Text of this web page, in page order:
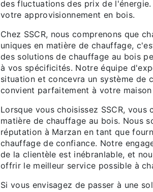
des fluctuations des prix de
votre approvisionnement en bois.
Chez SSCR, nous comprenons que
uniques en matière de chauffage,
des solutions de chauffage au bois
à vos spécificités. Notre équipe
situation et concevra un système de
convient parfaitement à votre maison
Lorsque vous choisissez SSCR, vous
matière de chauffage au bois. Nous
réputation à Marzan en tant que
chauffage de confiance. Notre
de la clientèle est inébranlable, et
offrir le meilleur service possible à
Si vous envisagez de passer à une